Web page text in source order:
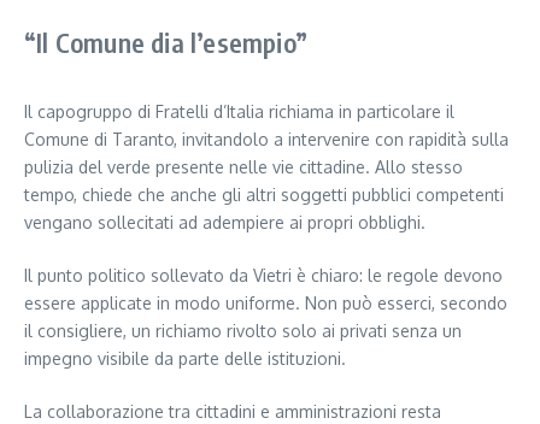
“Il Comune dia l’esempio”
Il capogruppo di Fratelli d’Italia richiama in particolare il
Comune di Taranto, invitandolo a intervenire con rapidità sulla
pulizia del verde presente nelle vie cittadine. Allo stesso
tempo, chiede che anche gli altri soggetti pubblici competenti
vengano sollecitati ad adempiere ai propri obblighi.
Il punto politico sollevato da Vietri è chiaro: le regole devono
essere applicate in modo uniforme. Non può esserci, secondo
il consigliere, un richiamo rivolto solo ai privati senza un
impegno visibile da parte delle istituzioni.
La collaborazione tra cittadini e amministrazioni resta